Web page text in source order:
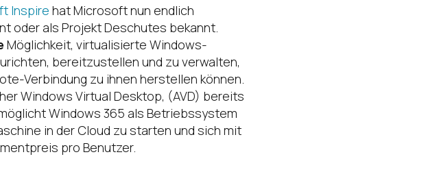
Inspire hat Microsoft nun endlich
oder als Projekt Deschutes bekannt.
Möglichkeit, virtualisierte Windows-
bereitzustellen und zu verwalten,
Verbindung zu ihnen herstellen können.
Windows Virtual Desktop, (AVD) bereits
Windows 365 als Betriebssystem
in der Cloud zu starten und sich mit
pro Benutzer.